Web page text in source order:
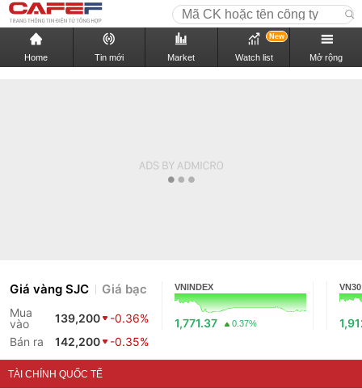
Home Tin mới Market Watch list
New
Mở rộng
Giá vàng SJC Giá bạc
Mua
vào
139,200
-0.36%
Bán ra
142,200 -0.35%
VNINDEX
1,771.37 0.37%
VN30
TÀI CHÍNH QUỐC TẾ